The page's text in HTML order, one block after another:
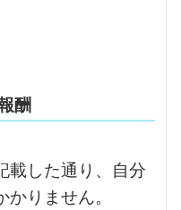
酬
載した通り、自分
りません。